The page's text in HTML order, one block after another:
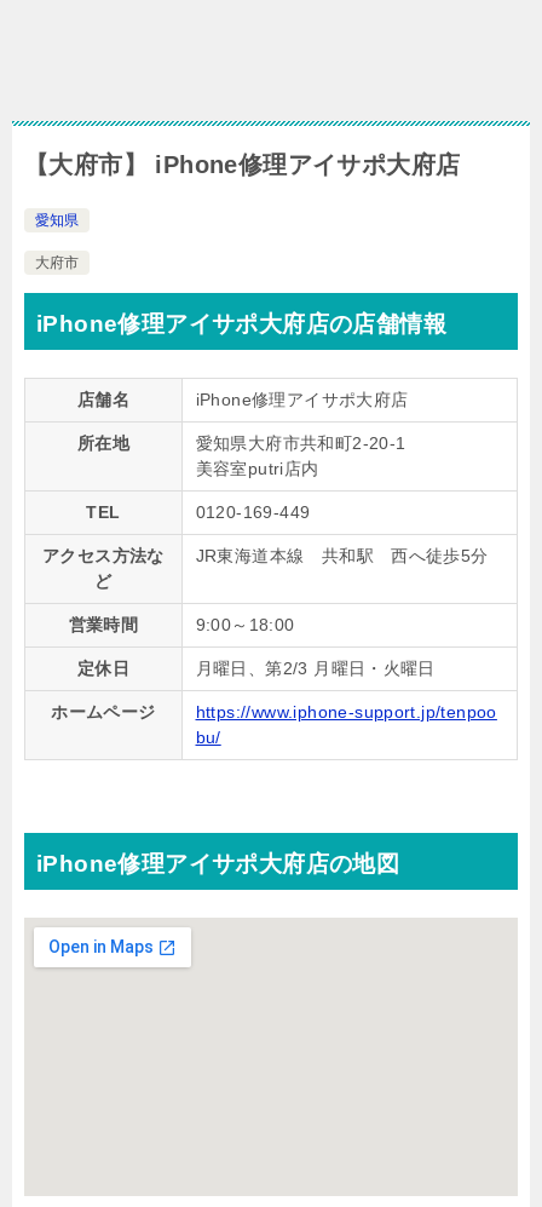
【大府市】 iPhone修理アイサポ大府店
愛知県
大府市
iPhone修理アイサポ大府店の店舗情報
店舗名 iPhone修理アイサポ大府店
所在地
愛知県大府市共和町2-20-1
美容室putri店内
TEL 0120-169-449
アクセス方法な
ど
JR東海道本線 共和駅 西へ徒歩5分
営業時間 9:00～18:00
定休日 月曜日、第2/3 月曜日・火曜日
ホームページ
https://www.iphone-support.jp/tenpoo
bu/
iPhone修理アイサポ大府店の地図